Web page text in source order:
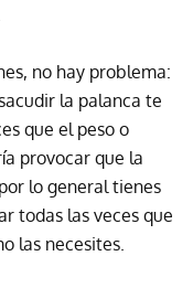
no hay problema:
la palanca te
que el peso o
provocar que la
lo general tienes
todas las veces que
las necesites.